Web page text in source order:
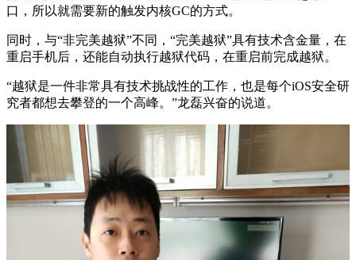
口，所以就需要新的触发内核GC的方式。
同时，与“非完美越狱”不同，“完美越狱”具有技术含金量，在
重启手机后，还能自动执行越狱代码，在重启前完成越狱。
“越狱是一件非常具有技术挑战性的工作，也是每个iOS安全研
究者都想去攀登的一个高峰。”龙磊兴奋的说道。